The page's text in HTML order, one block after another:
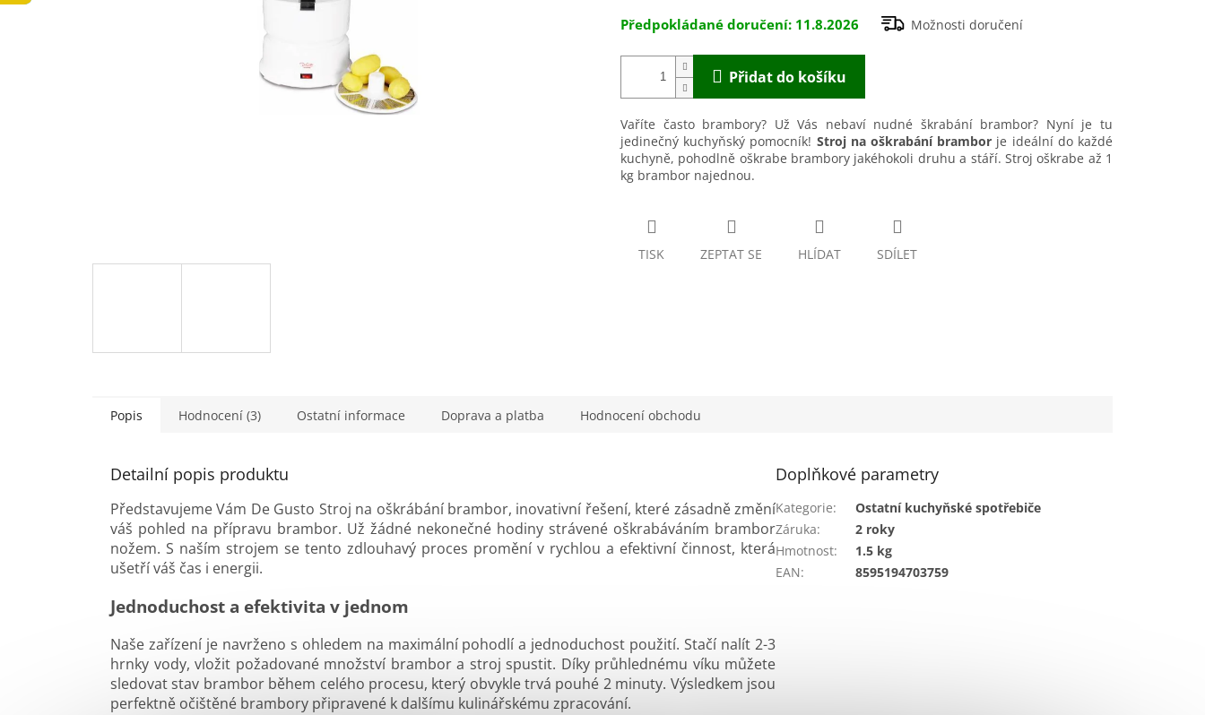
11.8.2026 Možnosti doručení
Přidat do košíku
Vaříte často brambory? Už Vás nebaví nudné škrabání brambor? Nyní je tu
jedinečný kuchyňský pomocník! Stroj na oškrabání brambor je ideální do každé
kuchyně, pohodlně oškrabe brambory jakéhokoli druhu a stáří. Stroj oškrabe až 1
kg brambor najednou.
TISK ZEPTAT SE HLÍDAT SDÍLET
Popis Hodnocení (3) Ostatní informace Doprava a platba Hodnocení obchodu
Detailní popis produktu
Představujeme Vám De Gusto Stroj na oškrábání brambor, inovativní řešení, které zásadně změní
váš pohled na přípravu brambor. Už žádné nekonečné hodiny strávené oškrabáváním brambor
nožem. S naším strojem se tento zdlouhavý proces promění v rychlou a efektivní činnost, která
ušetří váš čas i energii.
Jednoduchost a efektivita v jednom
Naše zařízení je navrženo s ohledem na maximální pohodlí a jednoduchost použití. Stačí nalít 2-3
hrnky vody, vložit požadované množství brambor a stroj spustit. Díky průhlednému víku můžete
sledovat stav brambor během celého procesu, který obvykle trvá pouhé 2 minuty. Výsledkem jsou
perfektně očištěné brambory připravené k dalšímu kulinářskému zpracování.
Doplňkové parametry
Kategorie:
Ostatní kuchyňské spotřebiče
Záruka:
2 roky
Hmotnost:
1.5 kg
EAN: 8595194703759